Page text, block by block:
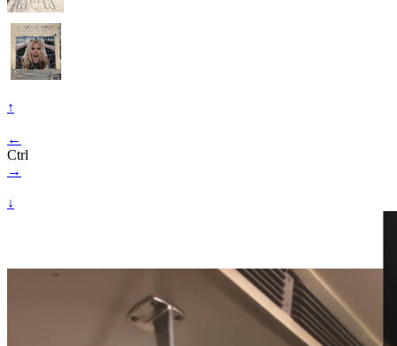
↑
←
Ctrl
→
↓